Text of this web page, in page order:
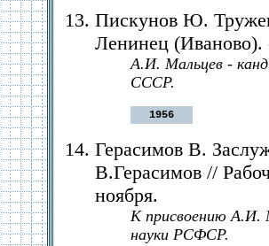
Пискунов Ю.
Ленинец (Иваново).
А.И. Мальцев -
СССР.
1956
Герасимов В.
В.Герасимов //
ноября.
К присвоению А.И.
науки РСФСР.